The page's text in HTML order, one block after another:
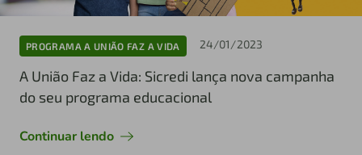
PROGRAMA A UNIÃO FAZ A VIDA 24/01/2023
A União Faz a Vida: Sicredi lança nova campanha
do seu programa educacional
Continuar lendo